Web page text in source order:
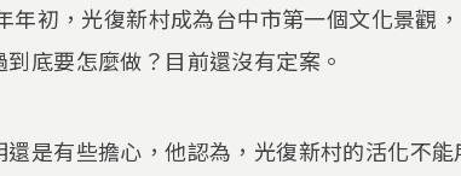
年初，光復新村成為台中市第一個文化景觀
底要怎麼做？目前還沒有定案。
是有些擔心，他認為，光復新村的活化不